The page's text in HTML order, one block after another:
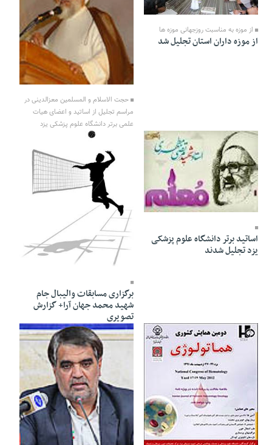
27 Ordibehesht 1391 - 15:35
از موزه به مناسبت روزجهانی موزه ها
از موزه داران استان تجلیل شد
حجت الاسلام و المسلمین معزالدینی در
مراسم تجلیل از اساتید و اعضای هیات
علمی برتر دانشگاه علوم پزشکی یزد
معلمی اشتعالی برای سوختن
وتنویر فکر و جان است
27 Ordibehesht 1391 - 15:30
اساتید برتر دانشگاه علوم پزشکی
یزد تجلیل شدند
27 Ordibehesht 1391 - 12:45
برگزاری مسابقات والیبال جام
شهید محمد جهان آرا+ گزارش
تصویری